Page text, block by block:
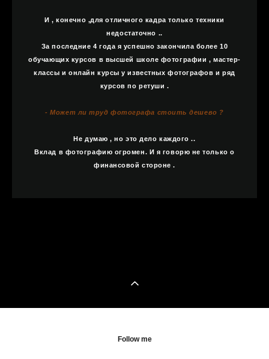
И , конечно ,для отличного кадра только техники
недостаточно ..
За последние 4 года я успешно закончила более 10
обучающих курсов в высшей школе фотографии , мастер-
классы и онлайн курсы у известных фотографов и ряд
курсов по ретуши .
- Может ли труд фотографа стоить дешево ?
Не думаю , но это дело каждого ..
Вклад в фотографию огромен. И я говорю не только о
финансовой стороне .
Follow me